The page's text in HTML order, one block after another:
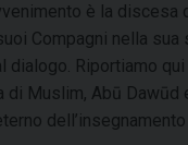
è la discesa
Compagni nella
dialogo. Riportiamo
Muslim, Abū Dawūd